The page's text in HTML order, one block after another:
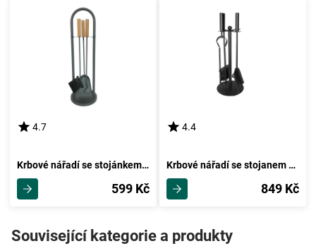
4.7
Krbové nářadí se stojánkem 3 díly
599 Kč
4.4
Krbové nářadí se stojanem 4 díly
849 Kč
Související kategorie a produkty